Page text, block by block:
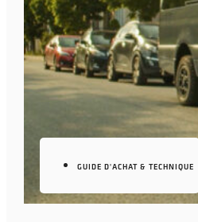
GUIDE D'ACHAT & TECHNIQUE